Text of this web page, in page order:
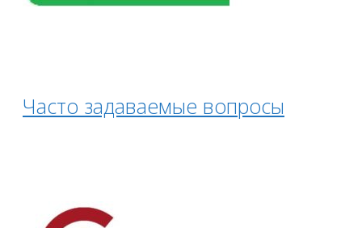
Часто задаваемые вопросы